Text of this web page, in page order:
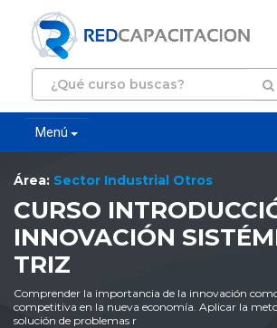
Menú
Área: Sector Industrial Otros
CURSO
INNOVACIÓN
TRIZ
Comprender la importancia de la innovación
competitiva en la nueva economía. Aplicar la
solución de problemas r